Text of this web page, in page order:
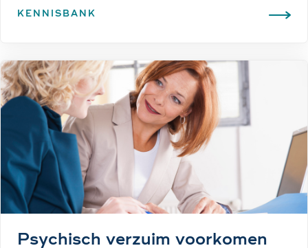
KENNISBANK
Psychisch verzuim voorkomen